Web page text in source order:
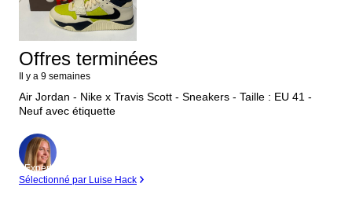
Offres terminées
Il y a 9 semaines
Air Jordan - Nike x Travis Scott - Sneakers - Taille : EU 41 -
Neuf avec étiquette
Expert
Sélectionné par Luise Hack